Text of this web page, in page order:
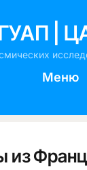
|
Меню
из